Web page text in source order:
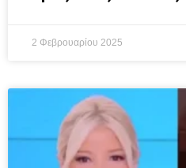
2 Φεβρουαρίου 2025